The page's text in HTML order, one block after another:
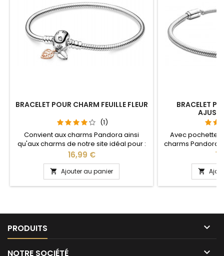
BRACELET POUR CHARM FEUILLE FLEUR
(1)
Convient aux charms Pandora ainsi
qu'aux charms de notre site idéal pour :
Noël, Saint Valentin, anniversaire,
anniversaire de mariage Pour la
dimensions nous conseillons 2cm en
plus par rapport à la circonférence de
votre poignet
Prix
16,99 €
 Ajouter au panier
BRACELET
Avec pochette
charms Pandora
notre site idéal
anniversaire,
partie
pour passer
pression sur le

PRODUITS 
NOTRE SOCIÉTÉ 